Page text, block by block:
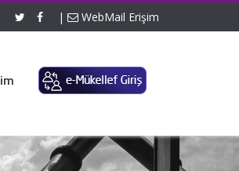
| WebMail Erişim